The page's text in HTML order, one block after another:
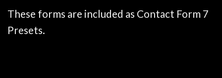
These forms are included as Contact Form 7
Presets.